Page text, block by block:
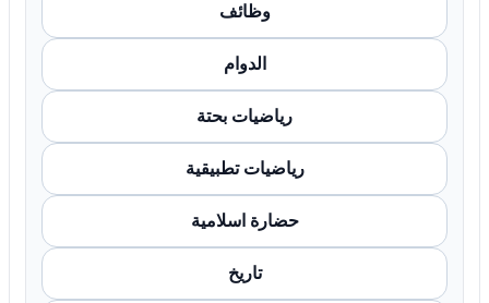
وظائف
الدوام
رياضيات بحتة
رياضيات تطبيقية
حضارة اسلامية
تاريخ